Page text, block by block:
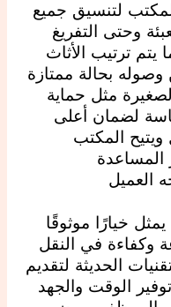
لتنسيق جميع
وحتى التفريغ
يتم ترتيب الأثاث
بحالة ممتازة
مثل حماية
لضمان أعلى
ويتيح المكتب
المساعدة
العميل
خيارًا موثوقًا
في النقل
الحديثة لتقديم
الوقت والجهد